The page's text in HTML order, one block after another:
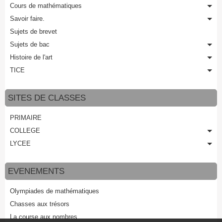
Cours de mathématiques
Savoir faire.
Sujets de brevet
Sujets de bac
Histoire de l'art
TICE
SITES DE CLASSES
PRIMAIRE
COLLEGE
LYCEE
EVENEMENTS
Olympiades de mathématiques
Chasses aux trésors
La course aux nombres